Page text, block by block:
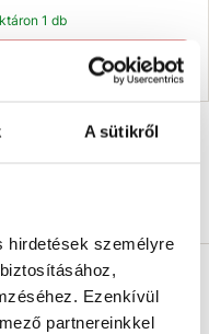
A sütikről
hirdetések személyre
Ezenkívül
partnereinkkel
1 db
Kosárba